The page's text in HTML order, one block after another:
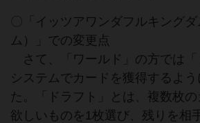
〇「イッツアワンダフルキング
ム）」での変更点
さて、「ワールド」の方では「
システムでカードを獲得するよ
た。「ドラフト」とは、複数枚
欲しいものを1枚選び、残りを相